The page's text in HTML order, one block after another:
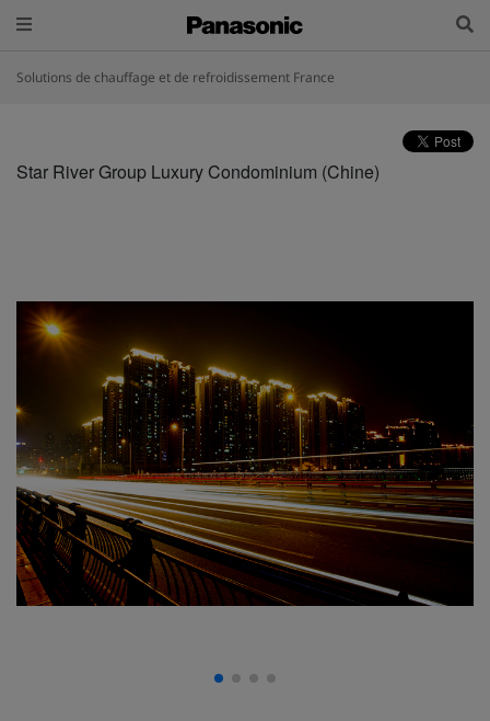
Solutions de chauffage et de refroidissement France
Star River Group Luxury Condominium (Chine)